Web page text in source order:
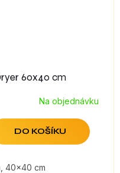
60x40 cm
Na objednávku
DO KOŠÍKU
40x40 cm